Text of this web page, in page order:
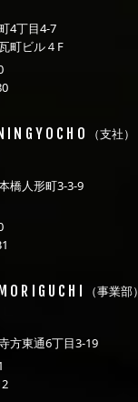
4丁目4-7
町ビル４F
（支社）
橋人形町3-3-9
MORIGUCHI （事業部）
方東通6丁目3-19